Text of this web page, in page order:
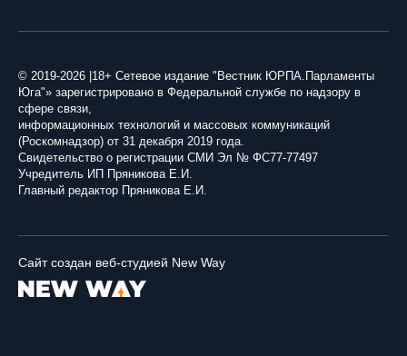
© 2019-2026 |18+ Сетевое издание "Вестник ЮРПА.Парламенты
Юга"» зарегистрировано в Федеральной службе по надзору в
сфере связи,
информационных технологий и массовых коммуникаций
(Роскомнадзор) от 31 декабря 2019 года.
Свидетельство о регистрации СМИ Эл № ФС77-77497
Учредитель ИП Пряникова Е.И.
Главный редактор Пряникова Е.И.
Сайт создан веб-студией New Way